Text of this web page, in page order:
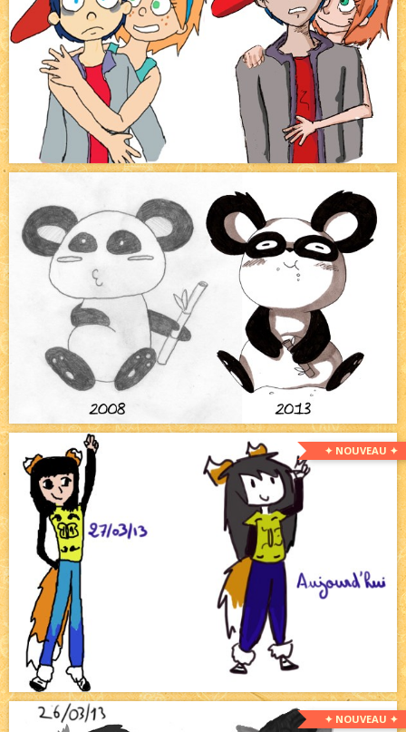
✦ NOUVEAU ✦
✦ NOUVEAU ✦